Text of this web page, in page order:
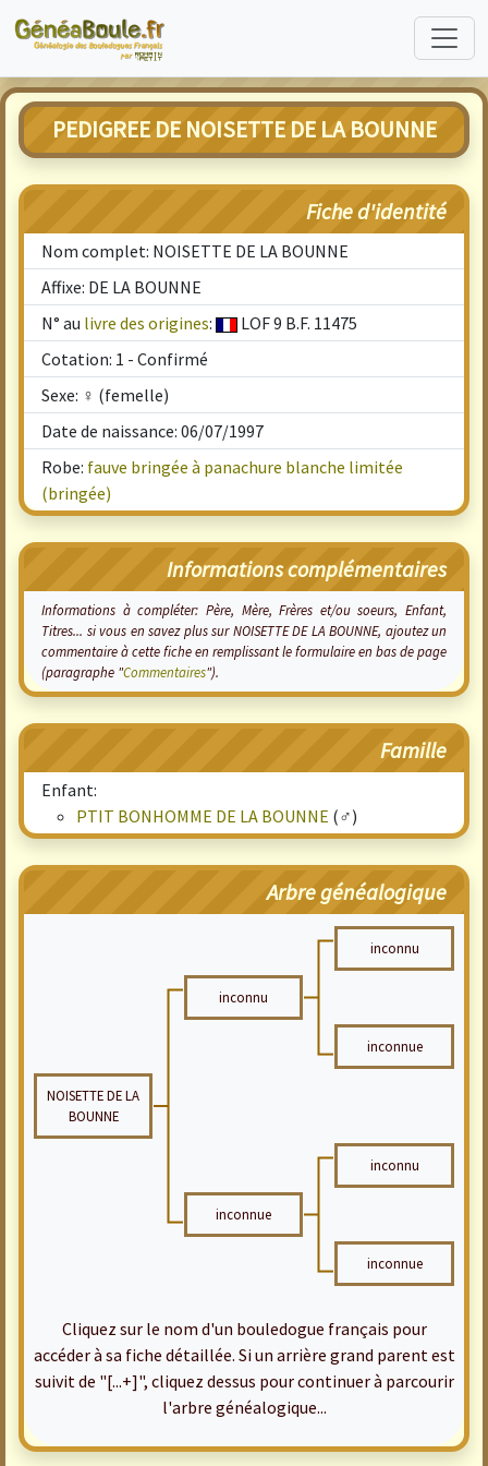
PEDIGREE DE NOISETTE DE LA BOUNNE
Fiche d'identité
Nom complet: NOISETTE DE LA BOUNNE
Affixe: DE LA BOUNNE
N° au livre des origines:
LOF 9 B.F. 11475
Cotation: 1 - Confirmé
Sexe: ♀ (femelle)
Date de naissance: 06/07/1997
Robe: fauve bringée à panachure blanche limitée
(bringée)
Informations complémentaires
Informations à compléter: Père, Mère, Frères et/ou soeurs, Enfant,
Titres... si vous en savez plus sur NOISETTE DE LA BOUNNE, ajoutez un
commentaire à cette fiche en remplissant le formulaire en bas de page
(paragraphe "Commentaires").
Famille
Enfant:
PTIT BONHOMME DE LA BOUNNE (♂)
Arbre généalogique
inconnu
inconnu
inconnue
NOISETTE DE LA
BOUNNE
inconnu
inconnue
inconnue
Cliquez sur le nom d'un bouledogue français pour
accéder à sa fiche détaillée. Si un arrière grand parent est
suivit de "[...+]", cliquez dessus pour continuer à parcourir
l'arbre généalogique...